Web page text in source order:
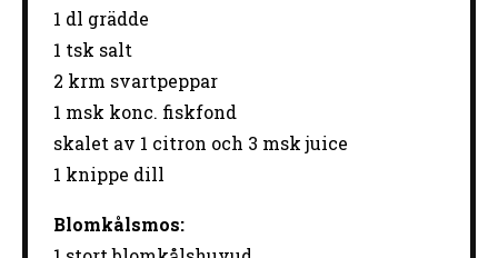
1 dl grädde
1 tsk salt
2 krm svartpeppar
1 msk konc. fiskfond
skalet av 1 citron och 3 msk juice
1 knippe dill
Blomkålsmos: